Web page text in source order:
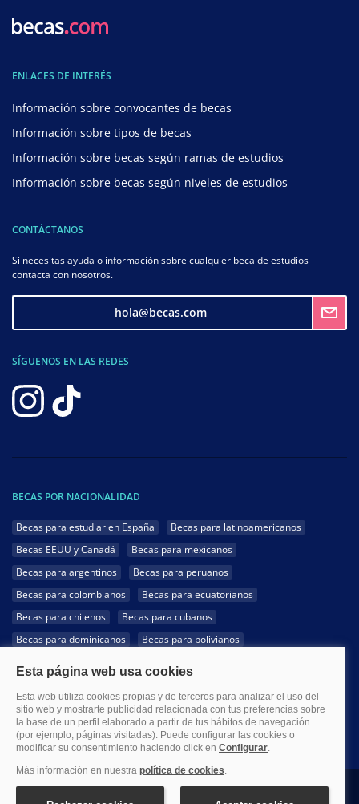
ENLACES DE INTERÉS
Información sobre convocantes de becas
Información sobre tipos de becas
Información sobre becas según ramas de estudios
Información sobre becas según niveles de estudios
CONTÁCTANOS
Si necesitas ayuda o información sobre cualquier beca de estudios
contacta con nosotros.
hola@becas.com
SÍGUENOS EN LAS REDES
BECAS POR NACIONALIDAD
Becas para estudiar en España
Becas para latinoamericanos
Becas EEUU y Canadá
Becas para mexicanos
Becas para argentinos
Becas para peruanos
Becas para colombianos
Becas para ecuatorianos
Becas para chilenos
Becas para cubanos
Becas para dominicanos
Becas para bolivianos
Becas para hondureños
Becas para paraguayos
Becas para uruguayos
Becas para salvadoreños
1999-2026 Becas.com @Todos los derechos reservados